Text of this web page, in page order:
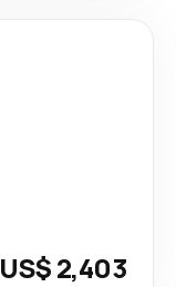
US$ 2,403